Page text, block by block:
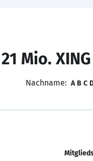
21 Mio.
Nachname: A B C